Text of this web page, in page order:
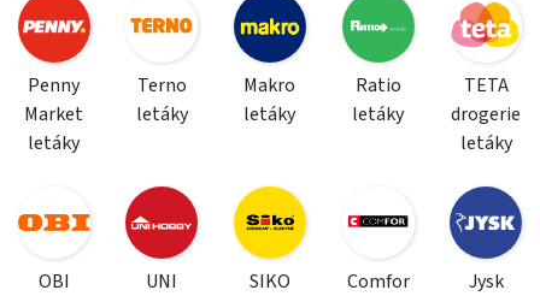
Penny
Market
letáky
Terno
letáky
Makro
letáky
Ratio
letáky
TETA
drogerie
letáky
OBI
UNI
SIKO
Comfor
Jysk